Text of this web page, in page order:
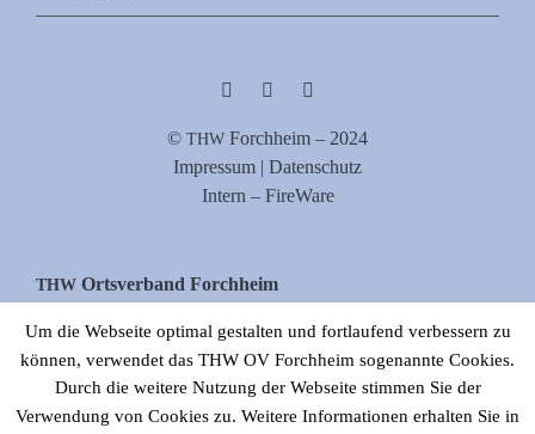
© THW Forch­heim – 2024
Impres­sum | Datenschutz
Intern – FireWare
THW Orts­ver­band Forchheim
Tel. 09191/977880
E‑Mail: info[at]thw-forchheim.de
Um die Webseite optimal gestalten und fortlaufend verbessern zu
können, verwendet das THW OV Forchheim sogenannte Cookies.
Durch die weitere Nutzung der Webseite stimmen Sie der
Verwendung von Cookies zu. Weitere Informationen erhalten Sie in